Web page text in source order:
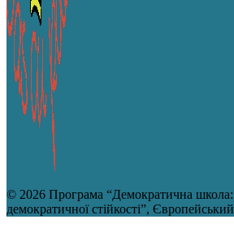
© 2026 Програма “Демократична школа:
демократичної стійкості”,